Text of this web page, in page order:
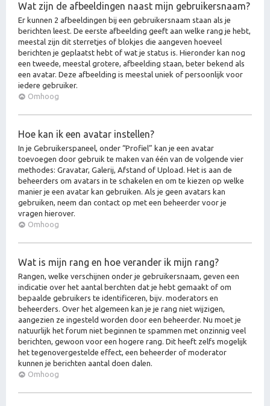
Wat zijn de afbeeldingen naast mijn gebruikersnaam?
Er kunnen 2 afbeeldingen bij een gebruikersnaam staan als je
berichten leest. De eerste afbeelding geeft aan welke rang je hebt,
meestal zijn dit sterretjes of blokjes die aangeven hoeveel
berichten je geplaatst hebt of wat je status is. Hieronder kan nog
een tweede, meestal grotere, afbeelding staan, beter bekend als
een avatar. Deze afbeelding is meestal uniek of persoonlijk voor
iedere gebruiker.
Omhoog
Hoe kan ik een avatar instellen?
In je Gebruikerspaneel, onder “Profiel” kan je een avatar
toevoegen door gebruik te maken van één van de volgende vier
methodes: Gravatar, Galerij, Afstand of Upload. Het is aan de
beheerders om avatars in te schakelen en om te kiezen op welke
manier je een avatar kan gebruiken. Als je geen avatars kan
gebruiken, neem dan contact op met een beheerder voor je
vragen hierover.
Omhoog
Wat is mijn rang en hoe verander ik mijn rang?
Rangen, welke verschijnen onder je gebruikersnaam, geven een
indicatie over het aantal berchten dat je hebt gemaakt of om
bepaalde gebruikers te identificeren, bijv. moderators en
beheerders. Over het algemeen kan je je rang niet wijzigen,
aangezien ze ingesteld worden door een beheerder. Nu moet je
natuurlijk het forum niet beginnen te spammen met onzinnig veel
berichten, gewoon voor een hogere rang. Dit heeft zelfs mogelijk
het tegenovergestelde effect, een beheerder of moderator
kunnen je berichten aantal doen dalen.
Omhoog